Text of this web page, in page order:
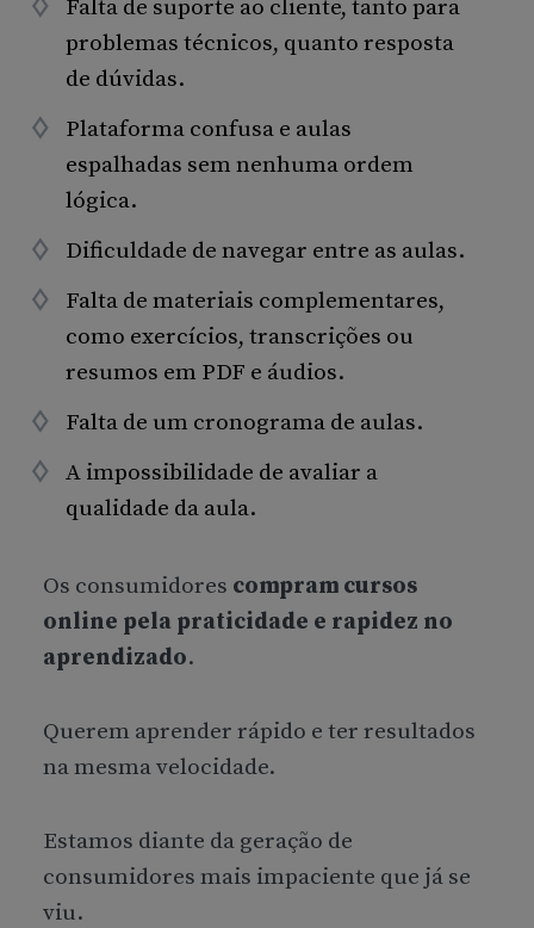
Falta de suporte ao cliente, tanto para
problemas técnicos, quanto resposta
de dúvidas.
Plataforma confusa e aulas
espalhadas sem nenhuma ordem
lógica.
Dificuldade de navegar entre as aulas.
Falta de materiais complementares,
como exercícios, transcrições ou
resumos em PDF e áudios.
Falta de um cronograma de aulas.
A impossibilidade de avaliar a
qualidade da aula.
Os consumidores compram cursos
online pela praticidade e rapidez no
aprendizado.
Querem aprender rápido e ter resultados
na mesma velocidade.
Estamos diante da geração de
consumidores mais impaciente que já se
viu.